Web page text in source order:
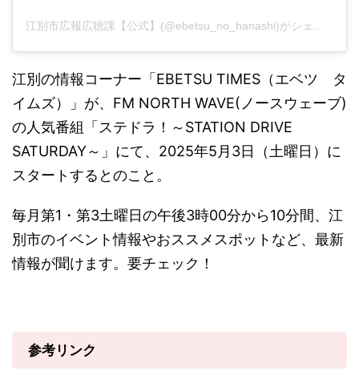
江別の情報コーナー「EBETSU TIMES（エベツ タ
イムズ）」が、FM NORTH WAVE(ノースウェーブ)
の人気番組「ステドラ！～STATION DRIVE
SATURDAY～」にて、2025年5月3日（土曜日）に
スタートするとのこと。
毎月第1・第3土曜日の午後3時00分から10分間、江
別市のイベント情報やおススメスポットなど、最新
情報が聞けます。要チェック！
参考リンク